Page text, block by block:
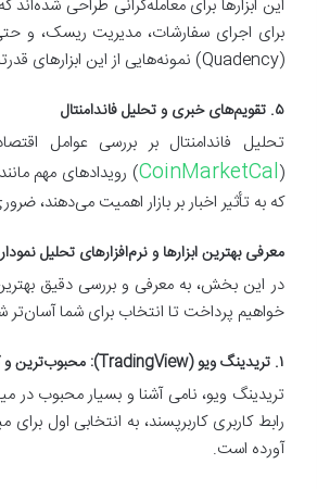
این ابزارها برای معامله‌گرانی طراحی
(Quadency) نمونه‌هایی از این ابزارهای قدرتمند هستند.
۵. تقویم‌های خبری و تحلیل فاندامنتال
تحلیل فاندامنتال بر بررسی عوامل
(
CoinMarketCal) رویدادهای مهم
که به تأثیر اخبار بر بازار اهمیت می‌دهند،
معرفی بهترین ابزارها و نرم‌افزارهای تحلیل
در این بخش، به معرفی و بررسی دقیق بهترین
خواهیم پرداخت تا انتخاب برای شما آسان‌تر
۱. تریدینگ ویو (TradingView): محبوب‌ترین و کامل‌ترین انتخاب
تریدینگ ویو، نامی آشنا و بسیار محبوب در
رابط کاربری کاربرپسند، به انتخابی اول
آورده است.